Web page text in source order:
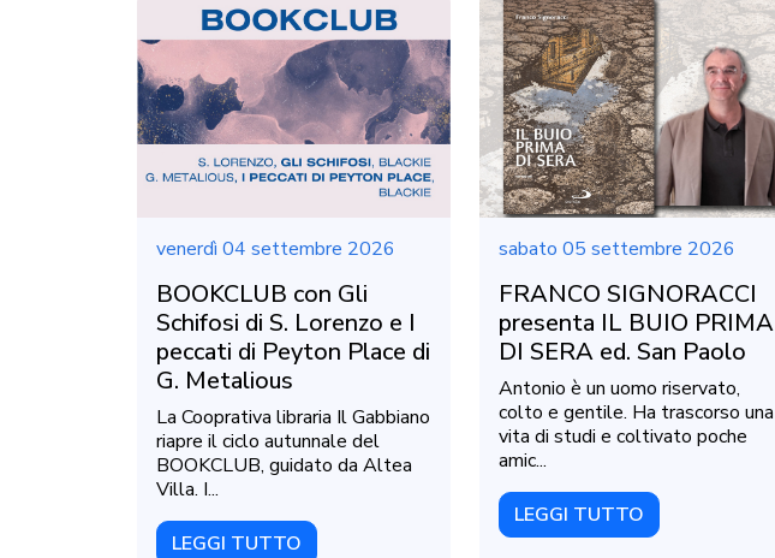
venerdì 04 settembre 2026
BOOKCLUB con Gli
Schifosi di S. Lorenzo e I
peccati di Peyton Place di
G. Metalious
La Cooprativa libraria Il Gabbiano
riapre il ciclo autunnale del
BOOKCLUB, guidato da Altea
Villa. I...
LEGGI TUTTO
sabato 05 settembre 2026
FRANCO SIGNORACCI
presenta IL BUIO PRIMA
DI SERA ed. San Paolo
Antonio è un uomo riservato,
colto e gentile. Ha trascorso una
vita di studi e coltivato poche
amic...
LEGGI TUTTO